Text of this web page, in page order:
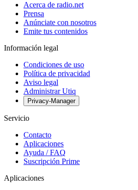
Acerca de radio.net
Prensa
Anúnciate con nosotros
Emite tus contenidos
Información legal
Condiciones de uso
Política de privacidad
Aviso legal
Administrar Utiq
Privacy-Manager
Servicio
Contacto
Aplicaciones
Ayuda / FAQ
Suscripción Prime
Aplicaciones